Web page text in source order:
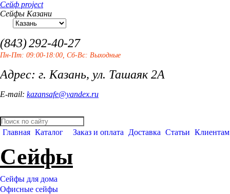
Сейф project
Сейфы Казани
(843)292-40-27
Пн-Пт: 09:00-18:00, Сб-Вс: Выходные
Адрес: г. Казань, ул. Ташаяк 2А
E-mail: kazansafe@yandex.ru
Главная Каталог Заказ и оплата Доставка Статьи Клиентам
Сейфы
Сейфы для дома
Офисные сейфы